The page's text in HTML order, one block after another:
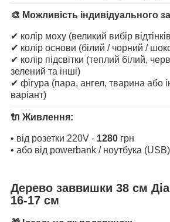
🎨 Можливість індивідуального
✔ колір моху (великий вибір
✔ колір основи (білий / чорний /
✔ колір підсвітки (теплий білий,
зелений та інші)
✔ фігура (пара, ангел, тварина або
варіант)
🔌 Живлення:
• від розетки 220V - 1280 грн
• або від powerbank / ноутбука
Дерево заввишки 38 см
16-17 см